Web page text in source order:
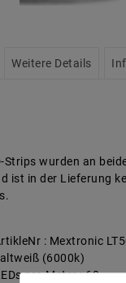
Weitere Details
Strips wurden an
ist in der Lieferung
: Mextronic
(6000k)
pro Meter : 60